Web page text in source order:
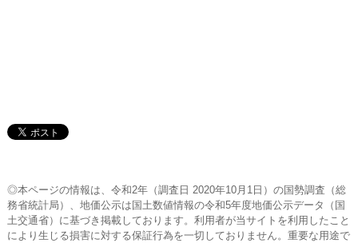
◎本ページの情報は、令和2年（調査日 2020年10月1日）の国勢調査（総
務省統計局）、地価公示は国土数値情報の令和5年度地価公示データ（国
土交通省）に基づき掲載しております。利用者が当サイトを利用したこと
により生じる損害に対する保証行為を一切しておりません。重要な用途で